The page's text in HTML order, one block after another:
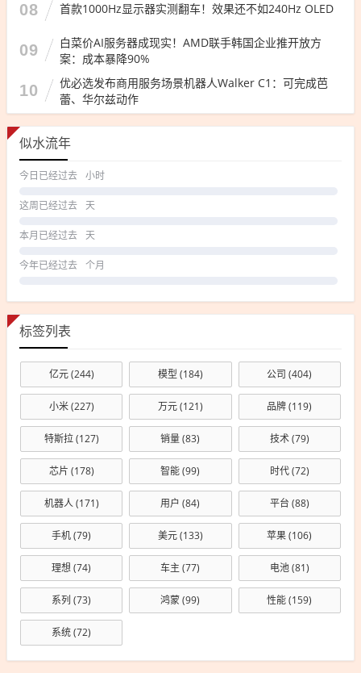
08 首款1000Hz显示器实测翻车！效果还不如240Hz OLED
09
白菜价AI服务器成现实！AMD联手韩国企业推开放方
案：成本暴降90%
10
优必选发布商用服务场景机器人Walker C1：可完成芭
蕾、华尔兹动作
似水流年
今日已经过去 小时
这周已经过去 天
本月已经过去 天
今年已经过去 个月
标签列表
亿元(244) 模型 (184) 公司 (404)
小米(227) 万元(121) 品牌(119)
特斯拉(127) 销量(83) 技术(79)
芯片 (178) 智能(99) 时代(72)
机器人(171) 用户 (84) 平台 (88)
手机(79) 美元(133) 苹果(106)
理想(74) 车主 (77) 电池(81)
系列 (73) 鸿蒙(99) 性能(159)
系统(72)